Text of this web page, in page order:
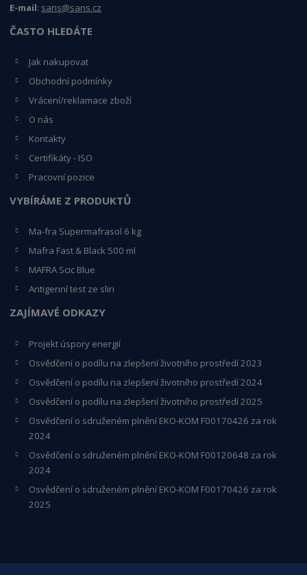
E-mail: sans@sans.cz
ČASTO HLEDÁTE
Jak nakupovat
Obchodní podmínky
Vrácení/reklamace zboží
O nás
Kontakty
Certifikáty - ISO
Pracovní pozice
VYBÍRÁME Z PRODUKTŮ
Ma-fra Supermafrasol 6 kg
Mafra Fast & Black 500 ml
MAFRA Scic Blue
Antigenní test ze slin
ZAJÍMAVÉ ODKAZY
Projekt úspory energií
Osvědčení o podílu na zlepšení životního prostředí 2023
Osvědčení o podílu na zlepšení životního prostředí 2024
Osvědčení o podílu na zlepšení životního prostředí 2025
Osvědčení o sdruženém plnění EKO-KOM F00170426 za rok
2024
Osvědčení o sdruženém plnění EKO-KOM F00120648 za rok
2024
Osvědčení o sdruženém plnění EKO-KOM F00170426 za rok
2025